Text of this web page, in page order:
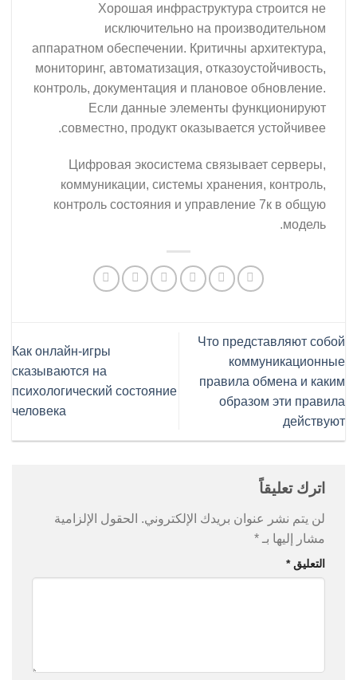
Хорошая инфраструктура строится не
исключительно на производительном
аппаратном обеспечении. Критичны архитектура,
мониторинг, автоматизация, отказоустойчивость,
контроль, документация и плановое обновление.
Если данные элементы функционируют
совместно, продукт оказывается устойчивее.
Цифровая экосистема связывает серверы,
коммуникации, системы хранения, контроль,
контроль состояния и управление 7к в общую
модель.
Что представляют собой
коммуникационные
правила обмена и каким
образом эти правила
действуют
Как онлайн-игры
сказываются на
психологический состояние
человека
اترك تعليقاً
لن يتم نشر عنوان بريدك الإلكتروني. الحقول الإلزامية
مشار إليها بـ *
التعليق*